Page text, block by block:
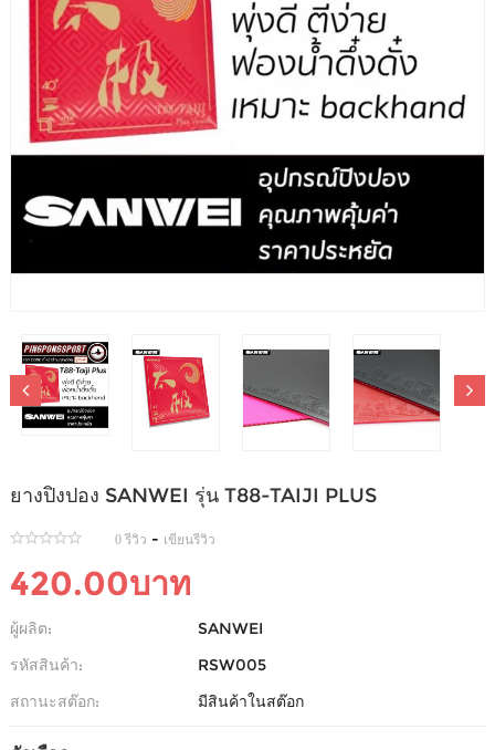
ยางปิงปอง SANWEI รุ่น T88-TAIJI PLUS
0 รีวิว - เขียนรีวิว
420.00บาท
ผู้ผลิต:
SANWEI
รหัสสินค้า:
RSW005
สถานะสต๊อก:
มีสินค้าในสต๊อก